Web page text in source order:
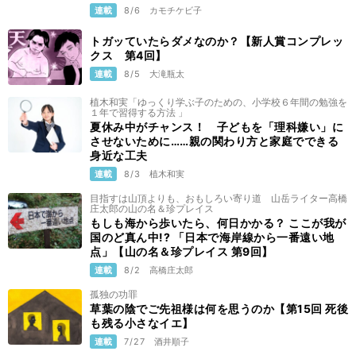
連載 8/6 カモチケビ子
トガッていたらダメなのか？【新人賞コンプレッ
クス 第4回】
連載 8/5 大滝瓶太
植木和実「ゆっくり学ぶ子のための、小学校６年間の勉強を
１年で習得する方法 」
夏休み中がチャンス！ 子どもを「理科嫌い」に
させないために……親の関わり方と家庭でできる
身近な工夫
連載 8/3 植木和実
目指すは山頂よりも、おもしろい寄り道 山岳ライター高橋
庄太郎の山の名＆珍プレイス
もしも海から歩いたら、何日かかる？ ここが我が
国のど真ん中!? 「日本で海岸線から一番遠い地
点」【山の名＆珍プレイス 第9回】
連載 8/2 高橋庄太郎
孤独の功罪
草葉の陰でご先祖様は何を思うのか【第15回 死後
も残る小さなイエ】
連載 7/27 酒井順子